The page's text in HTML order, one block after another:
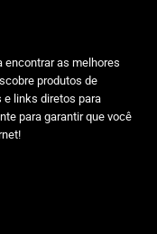
encontrar as melhores
produtos de
e links diretos para
para garantir que você